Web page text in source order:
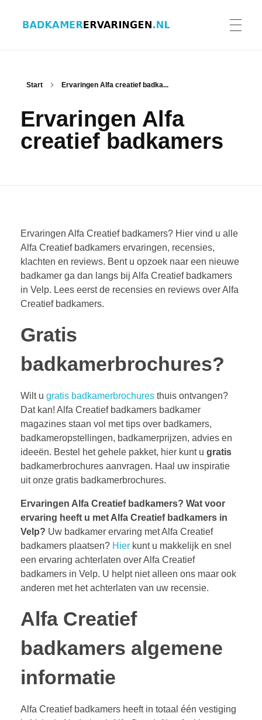
ERVARINGEN BADKAMERS
CONTACT
Start Ervaringen Alfa creatief badka...
Ervaringen Alfa
creatief badkamers
Ervaringen Alfa Creatief badkamers? Hier vind u alle
Alfa Creatief badkamers ervaringen, recensies,
klachten en reviews. Bent u opzoek naar een nieuwe
badkamer ga dan langs bij Alfa Creatief badkamers
in Velp. Lees eerst de recensies en reviews over Alfa
Creatief badkamers.
Gratis
badkamerbrochures?
Wilt u gratis badkamerbrochures thuis ontvangen?
Dat kan! Alfa Creatief badkamers badkamer
magazines staan vol met tips over badkamers,
badkameropstellingen, badkamerprijzen, advies en
ideeën. Bestel het gehele pakket, hier kunt u gratis
badkamerbrochures aanvragen. Haal uw inspiratie
uit onze gratis badkamerbrochures.
Ervaringen Alfa Creatief badkamers? Wat voor
ervaring heeft u met Alfa Creatief badkamers in
Velp? Uw badkamer ervaring met Alfa Creatief
badkamers plaatsen? Hier kunt u makkelijk en snel
een ervaring achterlaten over Alfa Creatief
badkamers in Velp. U helpt niet alleen ons maar ook
anderen met het achterlaten van uw recensie.
Alfa Creatief
badkamers algemene
informatie
Alfa Creatief badkamers heeft in totaal één vestiging